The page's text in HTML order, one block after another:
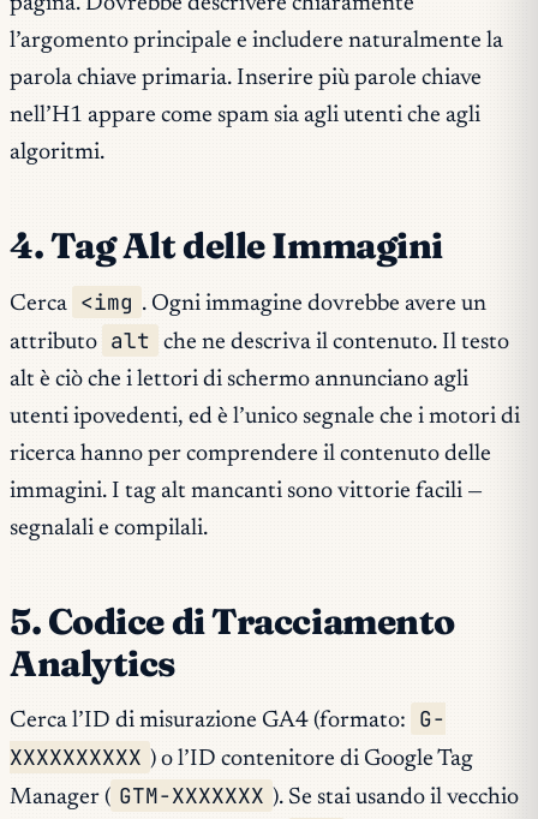
pagina. Dovrebbe descrivere chiaramente
l’argomento principale e includere naturalmente la
parola chiave primaria. Inserire più parole chiave
nell’H1 appare come spam sia agli utenti che agli
algoritmi.
4. Tag Alt delle Immagini
Cerca <img . Ogni immagine dovrebbe avere un
attributo
alt
che ne descriva il contenuto. Il testo
alt è ciò che i lettori di schermo annunciano agli
utenti ipovedenti, ed è l’unico segnale che i motori di
ricerca hanno per comprendere il contenuto delle
immagini. I tag alt mancanti sono vittorie facili —
segnalali e compilali.
5. Codice di Tracciamento
Analytics
Cerca l’ID di misurazione GA4 (formato:
G-
XXXXXXXXXX ) o l’ID contenitore di Google Tag
Manager ( GTM-XXXXXXX ). Se stai usando il vecchio